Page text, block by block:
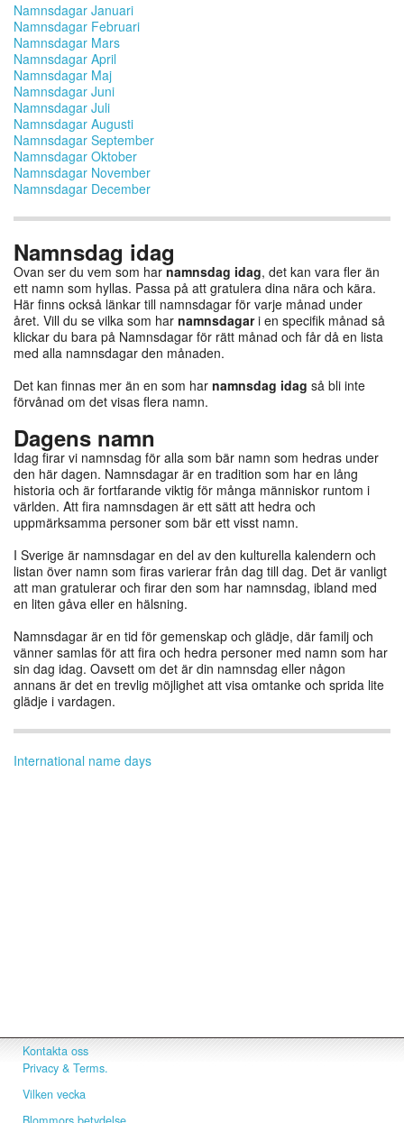
Namnsdagar Januari
Namnsdagar Februari
Namnsdagar Mars
Namnsdagar April
Namnsdagar Maj
Namnsdagar Juni
Namnsdagar Juli
Namnsdagar Augusti
Namnsdagar September
Namnsdagar Oktober
Namnsdagar November
Namnsdagar December
Namnsdag idag
Ovan ser du vem som har namnsdag idag, det kan vara fler än
ett namn som hyllas. Passa på att gratulera dina nära och kära.
Här finns också länkar till namnsdagar för varje månad under
året. Vill du se vilka som har namnsdagari en specifik månad så
klickar du bara på Namnsdagar för rätt månad och får då en lista
med alla namnsdagar den månaden.
Det kan finnas mer än en som har namnsdag idag så bli inte
förvånad om det visas flera namn.
Dagens namn
Idag firar vi namnsdag för alla som bär namn som hedras under
den här dagen. Namnsdagar är en tradition som har en lång
historia och är fortfarande viktig för många människor runtom i
världen. Att fira namnsdagen är ett sätt att hedra och
uppmärksamma personer som bär ett visst namn.
I Sverige är namnsdagar en del av den kulturella kalendern och
listan över namn som firas varierar från dag till dag. Det är vanligt
att man gratulerar och firar den som har namnsdag, ibland med
en liten gåva eller en hälsning.
Namnsdagar är en tid för gemenskap och glädje, där familj och
vänner samlas för att fira och hedra personer med namn som har
sin dag idag. Oavsett om det är din namnsdag eller någon
annans är det en trevlig möjlighet att visa omtanke och sprida lite
glädje i vardagen.
International name days
Kontakta oss
Privacy & Terms.
Vilken vecka